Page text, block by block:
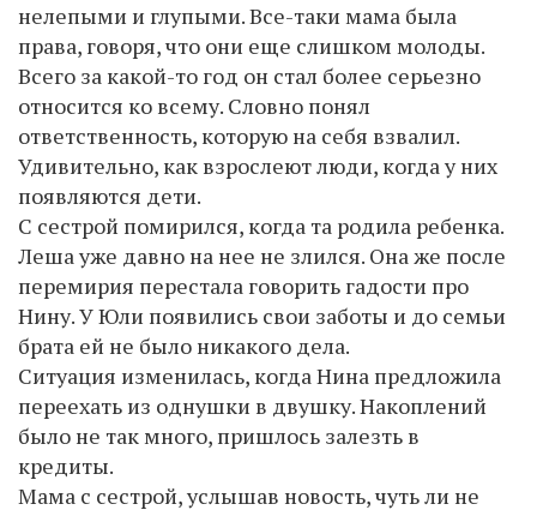
нелепыми и глупыми. Все-таки мама была
права, говоря, что они еще слишком молоды.
Всего за какой-то год он стал более серьезно
относится ко всему. Словно понял
ответственность, которую на себя взвалил.
Удивительно, как взрослеют люди, когда у них
появляются дети.
С сестрой помирился, когда та родила ребенка.
Леша уже давно на нее не злился. Она же после
перемирия перестала говорить гадости про
Нину. У Юли появились свои заботы и до семьи
брата ей не было никакого дела.
Ситуация изменилась, когда Нина предложила
переехать из однушки в двушку. Накоплений
было не так много, пришлось залезть в
кредиты.
Мама с сестрой, услышав новость, чуть ли не